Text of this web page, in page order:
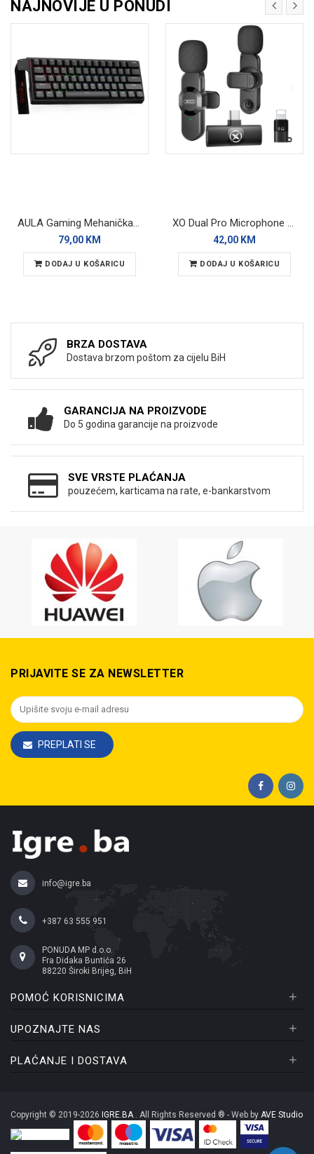
NAJNOVIJE U PONUDI
AULA Gaming Mehanička Tastatura RGB WiN60 HE
79,00 KM
DODAJ U KOŠARICU
XO Dual Pro Microphone MC14 Wireless
42,00 KM
DODAJ U KOŠARICU
BRZA DOSTAVA
Dostava brzom poštom za cijelu BiH
GARANCIJA NA PROIZVODE
Do 5 godina garancije na proizvode
SVE VRSTE PLAĆANJA
pouzećem, karticama na rate, e-bankarstvom
PRIJAVITE SE ZA NEWSLETTER
PREPLATI SE
info@igre.ba
+387 63 555 951
PONUDA MP d.o.o.
Fra Didaka Buntića 26
88220 Široki Brijeg, BiH
POMOĆ KORISNICIMA +
UPOZNAJTE NAS +
PLAĆANJE I DOSTAVA +
Copyright © 2019-2026 IGRE.BA . All Rights Reserved ® - Web by AVE Studio